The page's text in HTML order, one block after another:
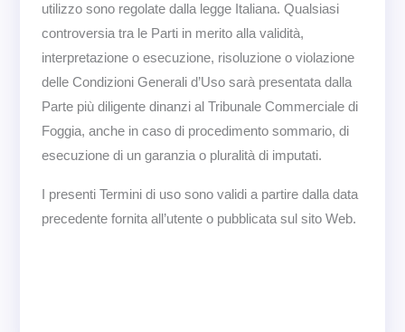
utilizzo sono regolate dalla legge Italiana. Qualsiasi
controversia tra le Parti in merito alla validità,
interpretazione o esecuzione, risoluzione o violazione
delle Condizioni Generali d’Uso sarà presentata dalla
Parte più diligente dinanzi al Tribunale Commerciale di
Foggia, anche in caso di procedimento sommario, di
esecuzione di un garanzia o pluralità di imputati.
I presenti Termini di uso sono validi a partire dalla data
precedente fornita all’utente o pubblicata sul sito Web.